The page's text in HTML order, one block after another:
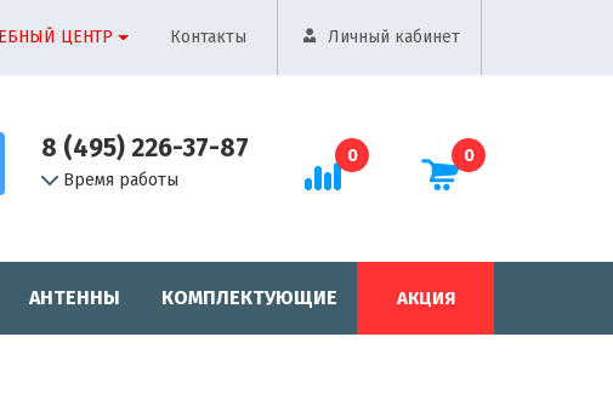
ЦЕНТР Контакты Личный кабинет
8 (495) 226-37-87
Время работы
0 0
АНТЕННЫ КОМПЛЕКТУЮЩИЕ АКЦИЯ